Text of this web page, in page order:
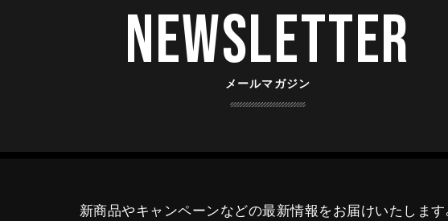
Newsletter
メールマガジン
新商品やキャンペーンなどの最新情報をお届けいたします